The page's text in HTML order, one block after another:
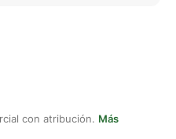
con atribución. Más